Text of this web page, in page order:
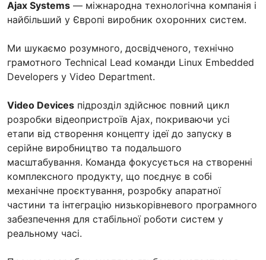
Ajax Systems — міжнародна технологічна компанія і
найбільший у Європі виробник охоронних систем.
Ми шукаємо розумного, досвідченого, технічно
грамотного Technical Lead команди Linux Embedded
Developers у Video Department.
Video Devices підрозділ здійснює повний цикл
розробки відеопристроїв Ajax, покриваючи усі
етапи від створення концепту ідеї до запуску в
серійне виробництво та подальшого
масштабування. Команда фокусується на створенні
комплексного продукту, що поєднує в собі
механічне проєктування, розробку апаратної
частини та інтеграцію низькорівневого програмного
забезпечення для стабільної роботи систем у
реальному часі.